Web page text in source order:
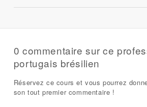
0 commentaire sur ce
portugais brésilien
Réservez ce cours et vous pourrez
son tout premier commentaire !